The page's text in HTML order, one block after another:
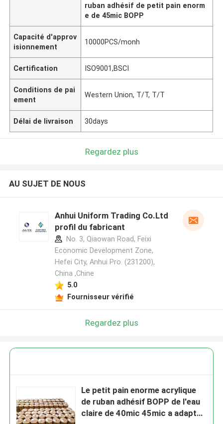
ruban adhésif de petit pain enorm
e de 45mic BOPP
Capacité d'approv
isionnement
10000PCS/monh
Certification ISO9001,BSCI
Conditions de pai
ement
Western Union, T/T, T/T
Délai de livraison 30days
Regardez plus
AU SUJET DE NOUS
Anhui Uniform Trading Co.Ltd
profil du fabricant
No. 3, Qiaowan Road, Feixi
Economic Development Zone,
Hefei City, Anhui Pro. (231200),
China ,Chine
5.0
Fournisseur vérifié
Regardez plus
Le petit pain enorme acrylique
de ruban adhésif BOPP de l'eau
claire de 40mic 45mic a adapté